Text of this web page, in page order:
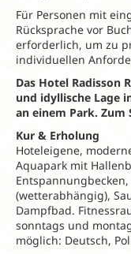
Für Personen mit
Rücksprache vor
erforderlich, um zu
individuellen
Das Hotel Radisson
und idyllische Lage
an einem Park. Zum
Kur & Erholung
Hoteleigene,
Aquapark mit
(wetterabhängig),
Dampfbad.
sonntags und
möglich: Deutsch,